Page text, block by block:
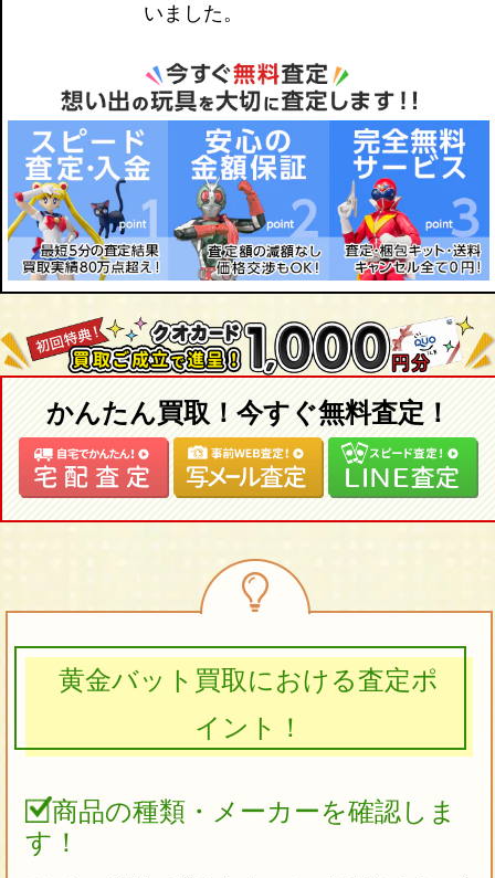
いました。
かんたん買取！今すぐ無料査定！
黄金バット買取における査定ポ
イント！
商品の種類・メーカーを確認しま
す！